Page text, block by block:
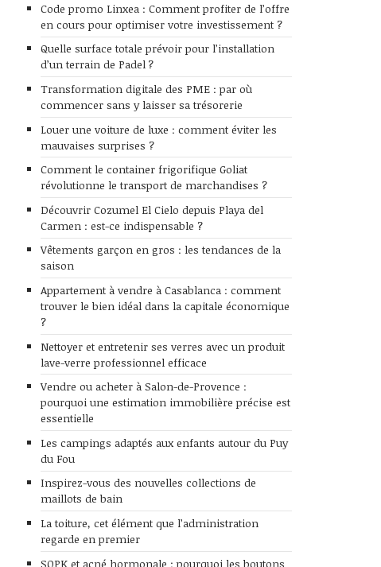
Code promo Linxea : Comment profiter de l’offre
en cours pour optimiser votre investissement ?
Quelle surface totale prévoir pour l’installation
d’un terrain de Padel ?
Transformation digitale des PME : par où
commencer sans y laisser sa trésorerie
Louer une voiture de luxe : comment éviter les
mauvaises surprises ?
Comment le container frigorifique Goliat
révolutionne le transport de marchandises ?
Découvrir Cozumel El Cielo depuis Playa del
Carmen : est-ce indispensable ?
Vêtements garçon en gros : les tendances de la
saison
Appartement à vendre à Casablanca : comment
trouver le bien idéal dans la capitale économique
?
Nettoyer et entretenir ses verres avec un produit
lave-verre professionnel efficace
Vendre ou acheter à Salon-de-Provence :
pourquoi une estimation immobilière précise est
essentielle
Les campings adaptés aux enfants autour du Puy
du Fou
Inspirez-vous des nouvelles collections de
maillots de bain
La toiture, cet élément que l’administration
regarde en premier
SOPK et acné hormonale : pourquoi les boutons